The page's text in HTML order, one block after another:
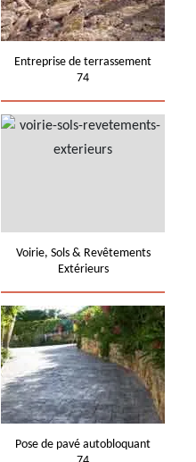
Entreprise de terrassement
74
Voirie, Sols & Revêtements
Extérieurs
Pose de pavé autobloquant